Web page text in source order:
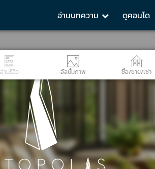
อ่านบทความ ดูคอนโด
อ่านรีวิว อัลบั้มภาพ ซื้อ/ขาย/เช่า